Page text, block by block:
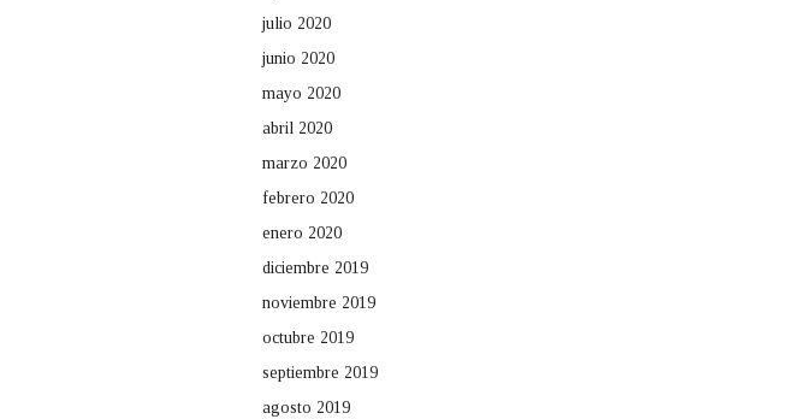
julio 2020
junio 2020
mayo 2020
abril 2020
marzo 2020
febrero 2020
enero 2020
diciembre 2019
noviembre 2019
octubre 2019
septiembre 2019
agosto 2019